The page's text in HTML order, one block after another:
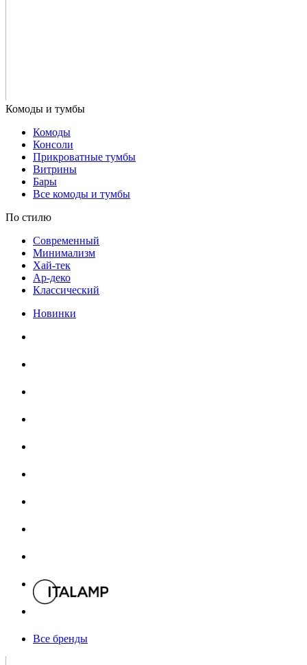
Комоды
Консоли
Прикроватные тумбы
Витрины
Бары